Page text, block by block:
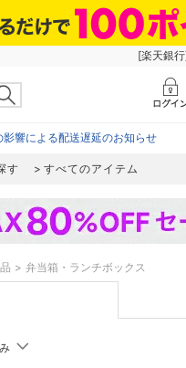
[楽天銀
響による配送遅延のお知らせ
す すべてのアイテム
弁当箱・ランチボックス